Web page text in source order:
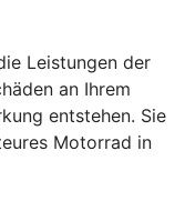
Leistungen der
an Ihrem
entstehen. Sie
Motorrad in